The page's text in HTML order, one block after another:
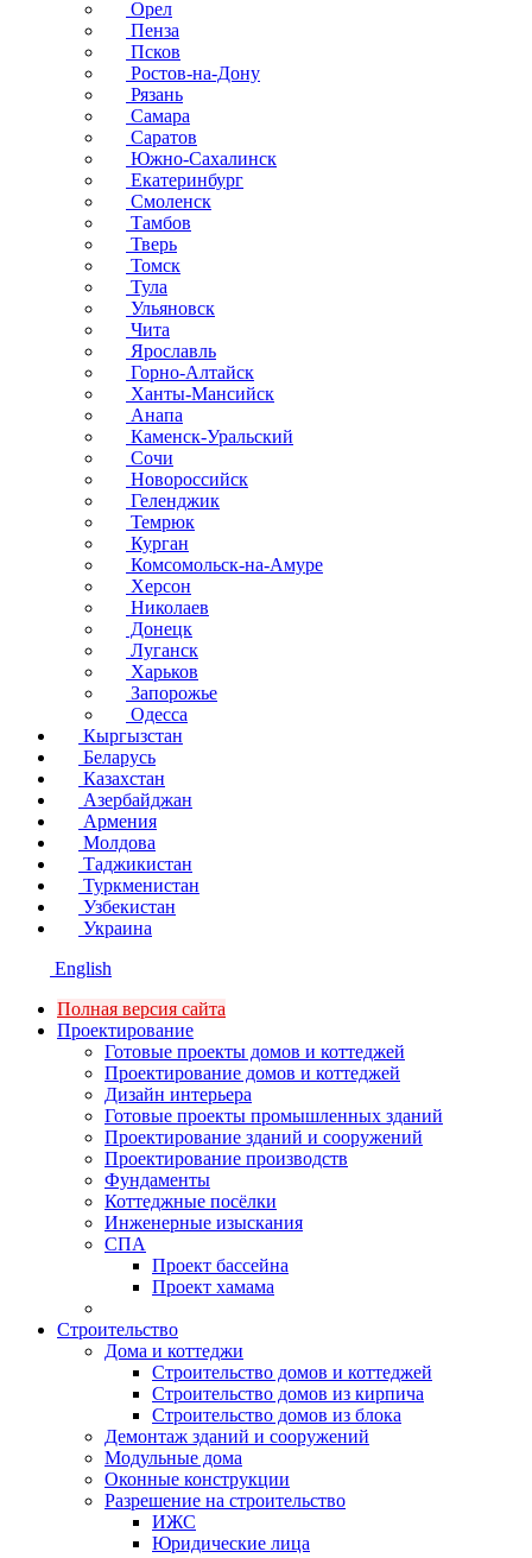
Орел
Пенза
Псков
Ростов-на-Дону
Рязань
Самара
Саратов
Южно-Сахалинск
Екатеринбург
Смоленск
Тамбов
Тверь
Томск
Тула
Ульяновск
Чита
Ярославль
Горно-Алтайск
Ханты-Мансийск
Анапа
Каменск-Уральский
Сочи
Новороссийск
Геленджик
Темрюк
Курган
Комсомольск-на-Амуре
Херсон
Николаев
Донецк
Луганск
Харьков
Запорожье
Одесса
Кыргызстан
Беларусь
Казахстан
Азербайджан
Армения
Молдова
Таджикистан
Туркменистан
Узбекистан
Украина
English
Полная версия сайта
Проектирование
Готовые проекты домов и коттеджей
Проектирование домов и коттеджей
Дизайн интерьера
Готовые проекты промышленных зданий
Проектирование зданий и сооружений
Проектирование производств
Фундаменты
Коттеджные посёлки
Инженерные изыскания
СПА
Проект бассейна
Проект хамама
Строительство
Дома и коттеджи
Строительство домов и коттеджей
Строительство домов из кирпича
Строительство домов из блока
Демонтаж зданий и сооружений
Модульные дома
Оконные конструкции
Разрешение на строительство
ИЖС
Юридические лица